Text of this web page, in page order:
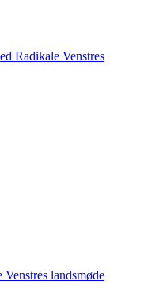
Radikale Venstres
landsmøde